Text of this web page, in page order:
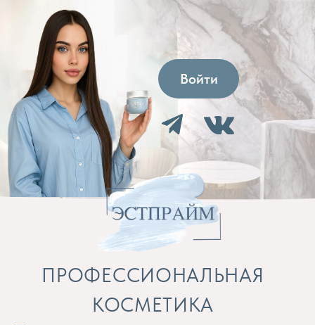
Препараты для косметолога и расходные
материалы
ПРОФЕССИОНАЛЬНАЯ
КОСМЕТИКА
Бренды
Профессиональная